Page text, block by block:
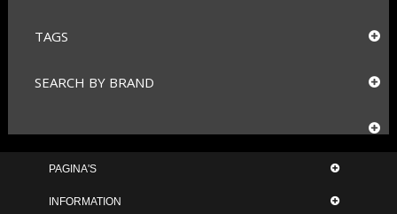
TAGS
SEARCH BY BRAND
PAGINA'S
INFORMATION